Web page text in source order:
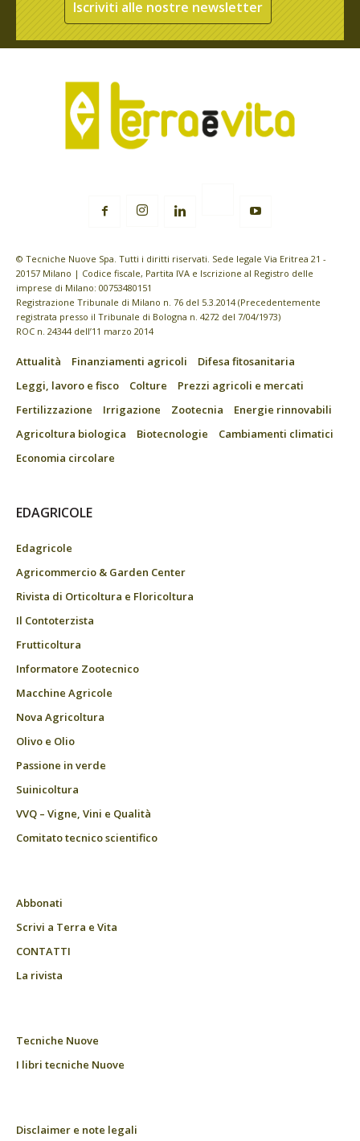
Iscriviti alle nostre newsletter
© Tecniche Nuove Spa. Tutti i diritti riservati. Sede legale Via Eritrea 21 -
20157 Milano | Codice fiscale, Partita IVA e Iscrizione al Registro delle
imprese di Milano: 00753480151
Registrazione Tribunale di Milano n. 76 del 5.3.2014 (Precedentemente
registrata presso il Tribunale di Bologna n. 4272 del 7/04/1973)
ROC n. 24344 dell’11 marzo 2014
Attualità Finanziamenti agricoli
Difesa fitosanitaria
Leggi, lavoro e fisco
Colture
Prezzi agricoli e mercati
Fertilizzazione
Irrigazione Zootecnia
Energie rinnovabili
Agricoltura biologica
Biotecnologie
Cambiamenti climatici
Economia circolare
EDAGRICOLE
Edagricole
Agricommercio & Garden Center
Rivista di Orticoltura e Floricoltura
Il Contoterzista
Frutticoltura
Informatore Zootecnico
Macchine Agricole
Nova Agricoltura
Olivo e Olio
Passione in verde
Suinicoltura
VVQ – Vigne, Vini e Qualità
Comitato tecnico scientifico
Abbonati
Scrivi a Terra e Vita
CONTATTI
La rivista
Tecniche Nuove
I libri tecniche Nuove
Disclaimer e note legali